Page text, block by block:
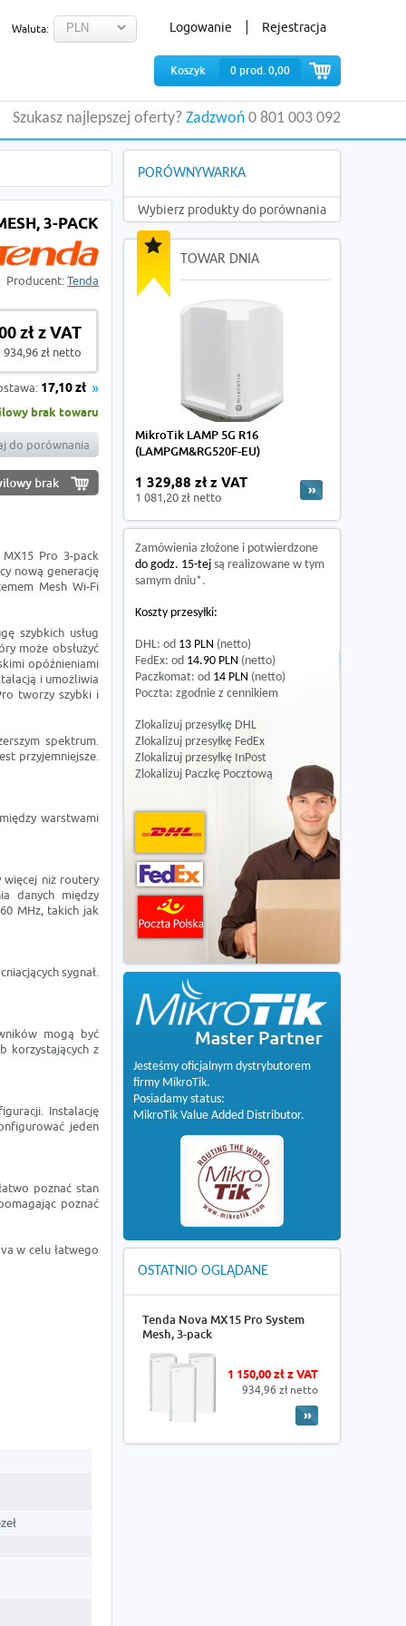
Waluta: Logowanie Rejestracja
Koszyk 0 prod. 0,00
Szukasz najlepszej oferty? Zadzwoń 0 801 003 092
3-PACK
Producent:Tenda
zł z VAT
934,96 zł netto
17,10 zł
brak towaru
do porównania
Pro 3-pack
nową generację
Mesh Wi-Fi
szybkich usług
może obsłużyć
opóźnieniami
i umożliwia
tworzy szybki i
spektrum.
przyjemniejsze.
warstwami
więcej niż routery
danych między
MHz, takich jak
sygnał.
mogą być
korzystających z
Instalację
jeden
poznać stan
poznać
w celu łatwego
PORÓWNYWARKA
Wybierz produkty do porównania
TOWAR DNIA
MikroTik LAMP 5G R16
(LAMPGM&RG520F-EU)
1 329,88 zł z VAT
1 081,20 zł netto
Zamówienia złożone i potwierdzone
do godz. 15-tej są realizowane w tym
samym dniu*.
Koszty przesyłki:
DHL: od 13 PLN (netto)
FedEx: od 14.90 PLN (netto)
Paczkomat: od 14 PLN (netto)
Poczta: zgodnie z cennikiem
Zlokalizuj przesyłkę DHL
Zlokalizuj przesyłkę FedEx
Zlokalizuj przesyłkę InPost
Zlokalizuj Paczkę Pocztową
Jesteśmy oficjalnym dystrybutorem
firmy MikroTik.
Posiadamy status:
MikroTik Value Added Distributor.
OSTATNIO OGLĄDANE
Tenda Nova MX15 Pro System
Mesh, 3-pack
1 150,00 zł z VAT
934,96 zł netto